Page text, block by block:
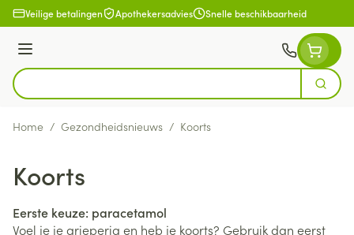
Ga naar de inhoud
Veilige betalingen Apothekersadvies Snelle beschikbaarheid
Menu
Product, merk, categorie...
Zoek
Home / Gezondheidsnieuws / Koorts
Koorts
Eerste keuze: paracetamol
Voel je je grieperig en heb je koorts? Gebruik dan eerst